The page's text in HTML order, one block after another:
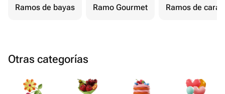
Ramos de bayas Ramo Gourmet Ramos de
Otras categorías